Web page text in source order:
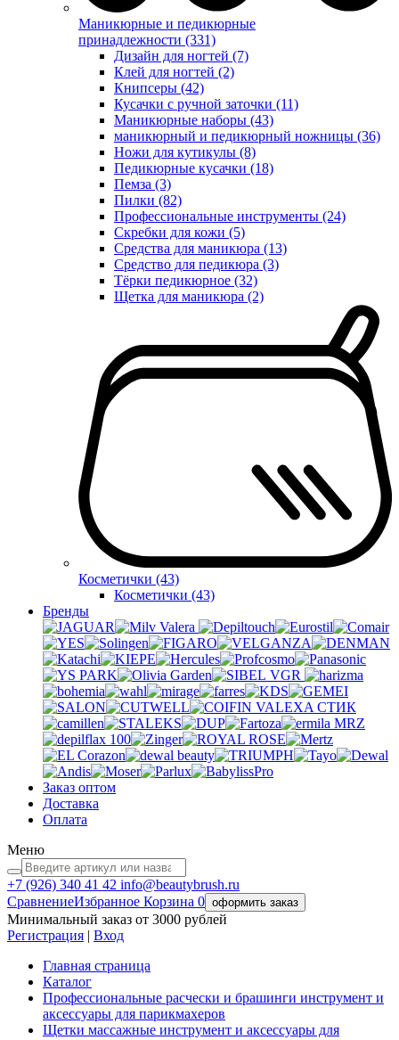
Маникюрные и педикюрные
принадлежности (331)
Дизайн для ногтей (7)
Клей для ногтей (2)
Книпсеры (42)
Кусачки с ручной заточки (11)
Маникюрные наборы (43)
маникюрный и педикюрный ножницы (36)
Ножи для кутикулы (8)
Педикюрные кусачки (18)
Пемза (3)
Пилки (82)
Профессиональные инструменты (24)
Скребки для кожи (5)
Средства для маникюра (13)
Средство для педикюра (3)
Тёрки педикюрное (32)
Щетка для маникюра (2)
Косметички (43)
Косметички (43)
Бренды
Valera
VGR
VALEXA СТИК
MRZ
Заказ оптом
Доставка
Оплата
Меню
+7 (926) 340 41 42 info@beautybrush.ru
СравнениеИзбранное Корзина 0 оформить заказ
Минимальный заказ от 3000 рублей
Регистрация | Вход
Главная страница
Каталог
Профессиональные расчески и брашинги инструмент и
аксессуары для парикмахеров
Щетки массажные инструмент и аксессуары для